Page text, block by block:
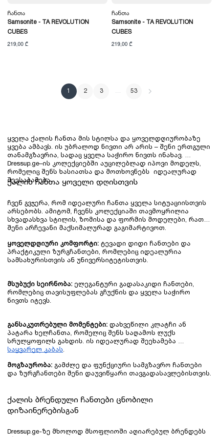
Ჩანთა
Samsonite - TA REVOLUTION
CUBES
219,00 ₾
Ჩანთა
Samsonite - TA REVOLUTION
CUBES
219,00 ₾
1 2 3 … 53
ყველა ქალის ჩანთა მის სტილსა და ყოველდღიურობაზე
ყვება ამბავს. ის უბრალოდ ნივთი არ არის – შენი ერთგული
თანამგზავრია, სადაც ყველა საჭირო ნივთს ინახავ.
Dressup.ge–ის კოლექციებში აუცილებლად იპოვი მოდელს,
რომელიც შენს ხასიათსა და მოთხოვნებს  იდეალურად
შეესაბამება.
ქალის ჩანთა ყოველი დღისთვის
ჩვენ გვჯერა, რომ იდეალური ჩანთა ყველა სიტუაციისთვის
არსებობს. ამიტომ, ჩვენს კოლექციაში თავმოყრილია
სხვადასხვა სტილის, ზომისა და ფორმის მოდელები, რათა
შენი არჩევანი მაქსიმალურად გაგიმარტივოთ.
ყოველდღიური კომფორტი: ტევადი დიდი ჩანთები და
პრაქტიკული ზურგჩანთები, რომლებიც იდეალურია
სამსახურისთვის ან უნივერსიტეტისთვის.
მსუბუქი სეირნობა: ელეგანტური გადასაკიდი ჩანთები,
რომლებიც თავისუფლებას გჩუქნის და ყველა საჭირო
ნივთს იტევს.
განსაკუთრებული მომენტები: დახვეწილი კლატჩი ან
პატარა ხელჩანთა, რომელიც შენს საღამოს ლუქს
საყვარელ კაბას.
მოგზაურობა: გამძლე და ფუნქციური სამგზავრო ჩანთები
და ზურგჩანთები შენი დაუვიწყარი თავგადასავლებისთვის.
ქალის ბრენდული ჩანთები ცნობილი
დიზაინერებისგან
Dressup.ge-ზე მხოლოდ მსოფლიოში აღიარებულ ბრენდებს